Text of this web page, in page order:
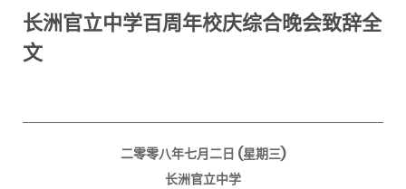
长洲官立中学百周年校庆综合晚会致辞全
文
二零零八年七月二日 (星期三)
长洲官立中学